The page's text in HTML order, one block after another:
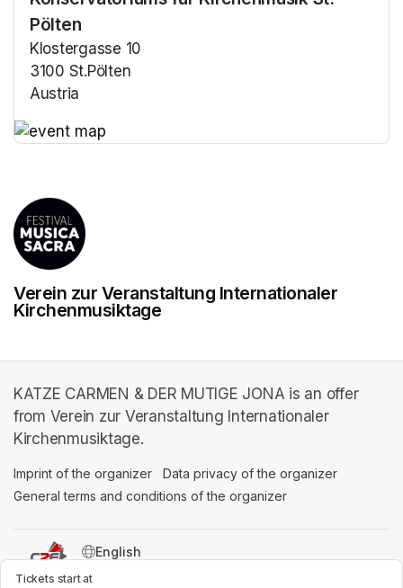
Pölten
Klostergasse 10
3100 St.Pölten
Austria
Tickets start at
Verein zur Veranstaltung Internationaler
Kirchenmusiktage
KATZE CARMEN & DER MUTIGE JONA is an offer
from Verein zur Veranstaltung Internationaler
Kirchenmusiktage.
Imprint of the organizer (opens in a new tab)
Data privacy of the organizer
General terms and conditions of the organizer
SWITCH LANGUAGE
Cookie settings